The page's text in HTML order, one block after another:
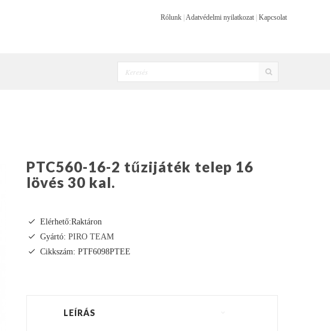
Rólunk Adatvédelmi nyilatkozat Kapcsolat
PTC560-16-2 tűzijáték telep 16
lövés 30 kal.
Elérhető:Raktáron
Gyártó: PIRO TEAM
Cikkszám: PTF6098PTEE
LEÍRÁS